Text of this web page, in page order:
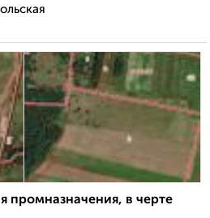
промназначения, в черте